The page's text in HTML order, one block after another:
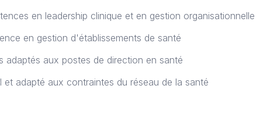
en leadership clinique et en gestion organisationnelle
en gestion d'établissements de santé
adaptés aux postes de direction en santé
et adapté aux contraintes du réseau de la santé